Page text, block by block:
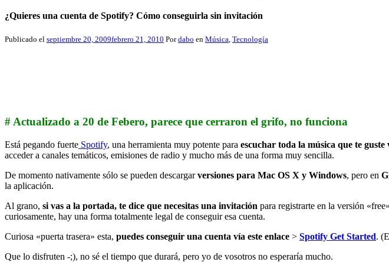
¿Quieres una cuenta de Spotify? Cómo conseguirla sin invitación
Publicado el septiembre 20, 2009febrero 21, 2010 Pordabo en Música, Tecnología
# Actualizado a 20 de Febero, parece que cerraron el grifo, no funciona
Está pegando fuerte Spotify, una herramienta muy potente para escuchar toda la música que te guste
acceder a canales temáticos, emisiones de radio y mucho más de una forma muy sencilla.
De momento nativamente sólo se pueden descargarversiones para Mac OS X y Windows, pero en
la aplicación.
Al grano, si vas a la portada, te dice que necesitas una invitación para registrarte en la versión
curiosamente, hay una forma totalmente legal de conseguir esa cuenta.
Curiosa «puerta trasera» esta, puedes conseguir una cuenta vía este enlace > Spotify Get Started.
Que lo disfruten -;), no sé el tiempo que durará, pero yo de vosotros no esperaría mucho.